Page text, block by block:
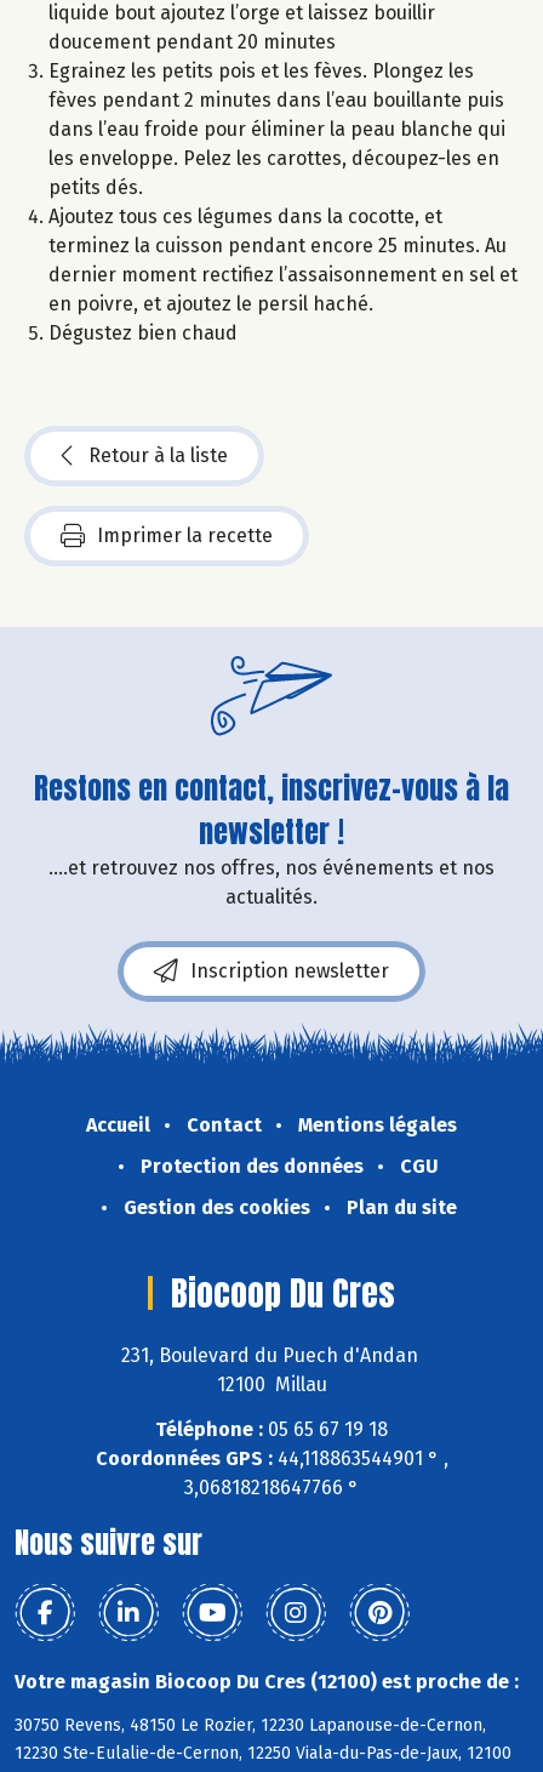
liquide bout ajoutez l’orge et laissez bouillir
doucement pendant 20 minutes
Egrainez les petits pois et les fèves. Plongez les
fèves pendant 2 minutes dans l’eau bouillante puis
dans l’eau froide pour éliminer la peau blanche qui
les enveloppe. Pelez les carottes, découpez-les en
petits dés.
Ajoutez tous ces légumes dans la cocotte, et
terminez la cuisson pendant encore 25 minutes. Au
dernier moment rectifiez l’assaisonnement en sel et
en poivre, et ajoutez le persil haché.
Dégustez bien chaud
Retour à la liste
Imprimer la recette
Restons en contact, inscrivez-vous à la
newsletter !
....et retrouvez nos offres, nos événements et nos
actualités.
Inscription newsletter
Accueil Contact
Mentions légales
Protection des données
CGU
Gestion des cookies
Plan du site
Biocoop Du Cres
231, Boulevard du Puech d'Andan
12100 Millau
Téléphone : 05 65 67 19 18
Coordonnées GPS :44,118863544901 ° ,
3,06818218647766 °
Nous suivre sur
Votre magasin Biocoop Du Cres (12100) est proche de :
30750 Revens, 48150 Le Rozier, 12230 Lapanouse-de-Cernon,
12230 Ste-Eulalie-de-Cernon, 12250 Viala-du-Pas-de-Jaux, 12100